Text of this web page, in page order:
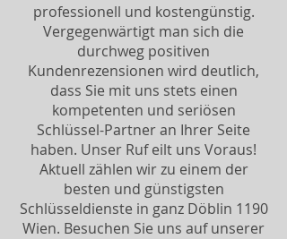
professionell und kostengünstig.
Vergegenwärtigt man sich die
durchweg positiven
Kundenrezensionen wird deutlich,
dass Sie mit uns stets einen
kompetenten und seriösen
Schlüssel-Partner an Ihrer Seite
haben. Unser Ruf eilt uns Voraus!
Aktuell zählen wir zu einem der
besten und günstigsten
Schlüsseldienste in ganz Döblin 1190
Wien. Besuchen Sie uns auf unserer